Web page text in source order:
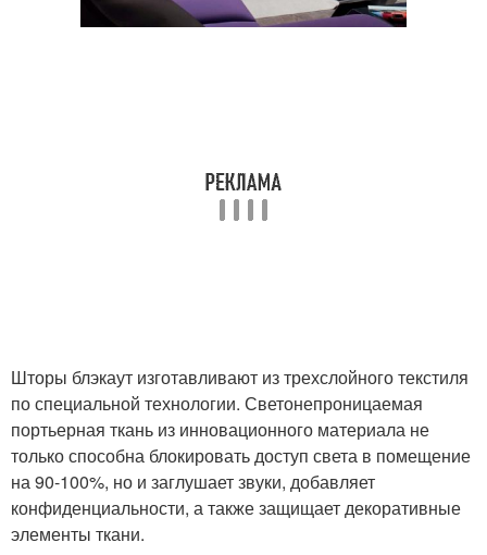
Шторы блэкаут изготавливают из трехслойного текстиля
по специальной технологии. Светонепроницаемая
портьерная ткань из инновационного материала не
только способна блокировать доступ света в помещение
на 90-100%, но и заглушает звуки, добавляет
конфиденциальности, а также защищает декоративные
элементы ткани.